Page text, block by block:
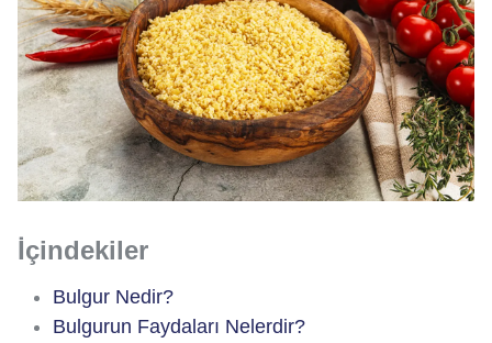
İçindekiler
Bulgur Nedir?
Bulgurun Faydaları Nelerdir?